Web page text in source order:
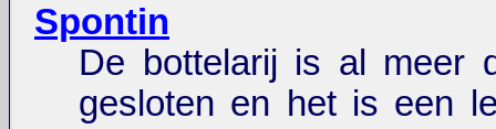
Spontin
De bottelarij is al meer
gesloten en het is een